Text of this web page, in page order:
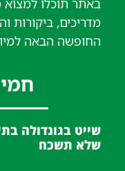
מדריכים, ביקורות
החופשה הבאה
שייט בגונדולה
שלא תשכח